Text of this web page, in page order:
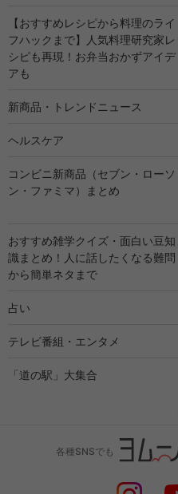
【おすすめレシピから料理のライ
フハックまで】人気料理研究家レ
シピも再現！お弁当おかずアイデ
アも
新商品・トレンドニュース
ヘルスケア
コンビニ新商品（セブン・ローソ
ン・ファミマ）まとめ
おすすめ雑学クイズ・面白い豆知
識まとめ！人に話したくなる難問
から簡単ネタまで
占い
テレビ番組・エンタメ
「道の駅」大集合
各種SNSでも